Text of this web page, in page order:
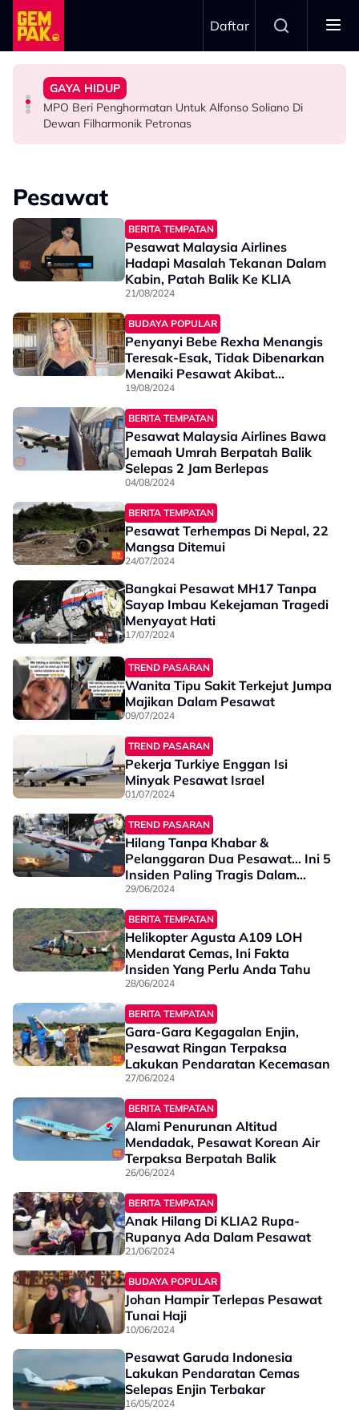
Skip to main content
Daftar
HIBURAN
Zain Saidin Syukur Kembali Shooting, Akui Lagi Suka
Bawa Watak Jahat - “Tak Semestinya Hero Saja
Menyerlah…”
GAYA HIDUP
MPO Beri Penghormatan Untuk Alfonso Soliano Di
Dewan Filharmonik Petronas
HIBURAN
“Harapnya Tahun Ini Terakhir La Untuk Saya…” - Ezzanie
Jasny
HIBURAN
Yusry Belum Terfikir Masuk GV, Rasa Tak Adil Sebab…
Pesawat
BERITA TEMPATAN
Pesawat Malaysia Airlines
Hadapi Masalah Tekanan Dalam
Kabin, Patah Balik Ke KLIA
21/08/2024
BUDAYA POPULAR
Penyanyi Bebe Rexha Menangis
Teresak-Esak, Tidak Dibenarkan
Menaiki Pesawat Akibat
Bercakap Bahasa Albania
19/08/2024
BERITA TEMPATAN
Pesawat Malaysia Airlines Bawa
Jemaah Umrah Berpatah Balik
Selepas 2 Jam Berlepas
04/08/2024
BERITA TEMPATAN
Pesawat Terhempas Di Nepal, 22
Mangsa Ditemui
24/07/2024
Bangkai Pesawat MH17 Tanpa
Sayap Imbau Kekejaman Tragedi
Menyayat Hati
17/07/2024
TREND PASARAN
Wanita Tipu Sakit Terkejut Jumpa
Majikan Dalam Pesawat
09/07/2024
TREND PASARAN
Pekerja Turkiye Enggan Isi
Minyak Pesawat Israel
01/07/2024
TREND PASARAN
Hilang Tanpa Khabar &
Pelanggaran Dua Pesawat… Ini 5
Insiden Paling Tragis Dalam
Sejarah Penerbangan!
29/06/2024
BERITA TEMPATAN
Helikopter Agusta A109 LOH
Mendarat Cemas, Ini Fakta
Insiden Yang Perlu Anda Tahu
28/06/2024
BERITA TEMPATAN
Gara-Gara Kegagalan Enjin,
Pesawat Ringan Terpaksa
Lakukan Pendaratan Kecemasan
27/06/2024
BERITA TEMPATAN
Alami Penurunan Altitud
Mendadak, Pesawat Korean Air
Terpaksa Berpatah Balik
26/06/2024
BERITA TEMPATAN
Anak Hilang Di KLIA2 Rupa-
Rupanya Ada Dalam Pesawat
21/06/2024
BUDAYA POPULAR
Johan Hampir Terlepas Pesawat
Tunai Haji
10/06/2024
Pesawat Garuda Indonesia
Lakukan Pendaratan Cemas
Selepas Enjin Terbakar
16/05/2024